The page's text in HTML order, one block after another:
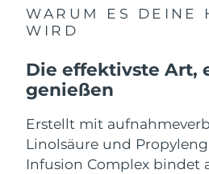
WARUM ES DEINE
WIRD
Die effektivste Art,
genießen
Erstellt mit
Linolsäure und
Infusion Complex bindet
Portugal
Katar
Réunion
Rumänien